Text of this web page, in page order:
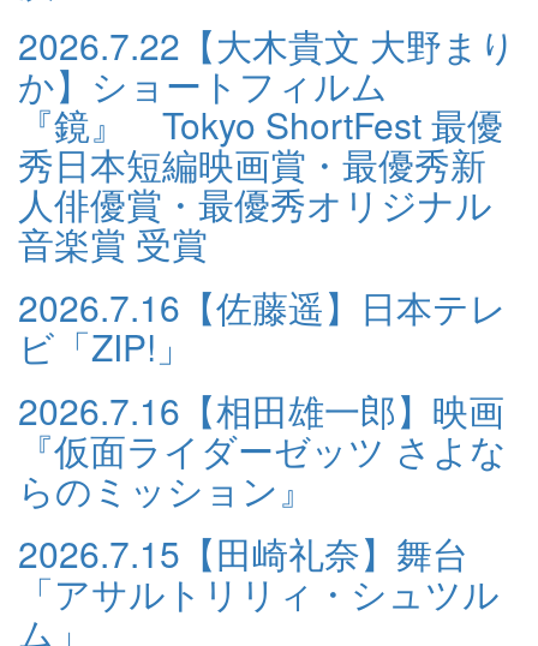
2026.7.22 【大木貴文 大野まり
か】ショートフィルム
『鏡』 Tokyo ShortFest 最優
秀日本短編映画賞・最優秀新
人俳優賞・最優秀オリジナル
音楽賞 受賞
2026.7.16 【佐藤遥】日本テレ
ビ「ZIP!」
2026.7.16 【相田雄一郎】映画
『仮面ライダーゼッツ さよな
らのミッション』
2026.7.15 【田崎礼奈】舞台
「アサルトリリィ・シュツル
ム」